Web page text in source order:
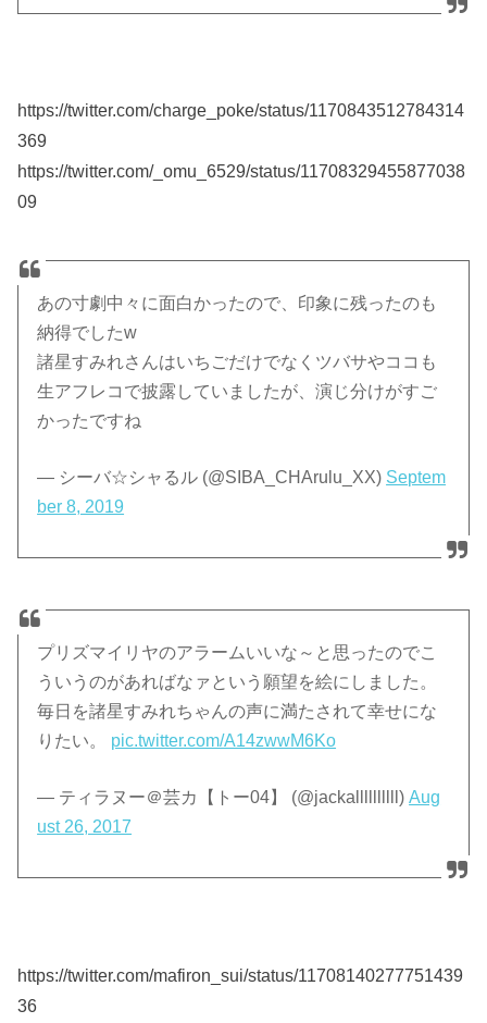
https://twitter.com/charge_poke/status/1170843512784314
369
https://twitter.com/_omu_6529/status/11708329455877038
09
あの寸劇中々に面白かったので、印象に残ったのも
納得でしたw
諸星すみれさんはいちごだけでなくツバサやココも
生アフレコで披露していましたが、演じ分けがすご
かったですね
— シーバ☆シャるル (@SIBA_CHArulu_XX) Septem
ber 8, 2019
プリズマイリヤのアラームいいな～と思ったのでこ
ういうのがあればなァという願望を絵にしました。
毎日を諸星すみれちゃんの声に満たされて幸せにな
りたい。 pic.twitter.com/A14zwwM6Ko
— ティラヌー＠芸カ【トー04】 (@jackallllllllll)Aug
ust 26, 2017
https://twitter.com/mafiron_sui/status/11708140277751439
36